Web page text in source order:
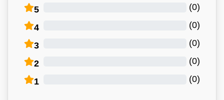
5 (
0
)
4 (
0
)
3 (
0
)
2 (
0
)
1 (
0
)